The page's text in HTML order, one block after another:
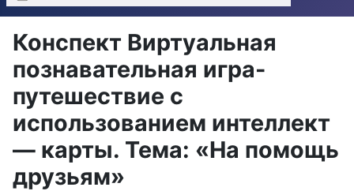
Конспект Виртуальная
познавательная игра-
путешествие с
использованием интеллект
— карты. Тема: «На помощь
друзьям»